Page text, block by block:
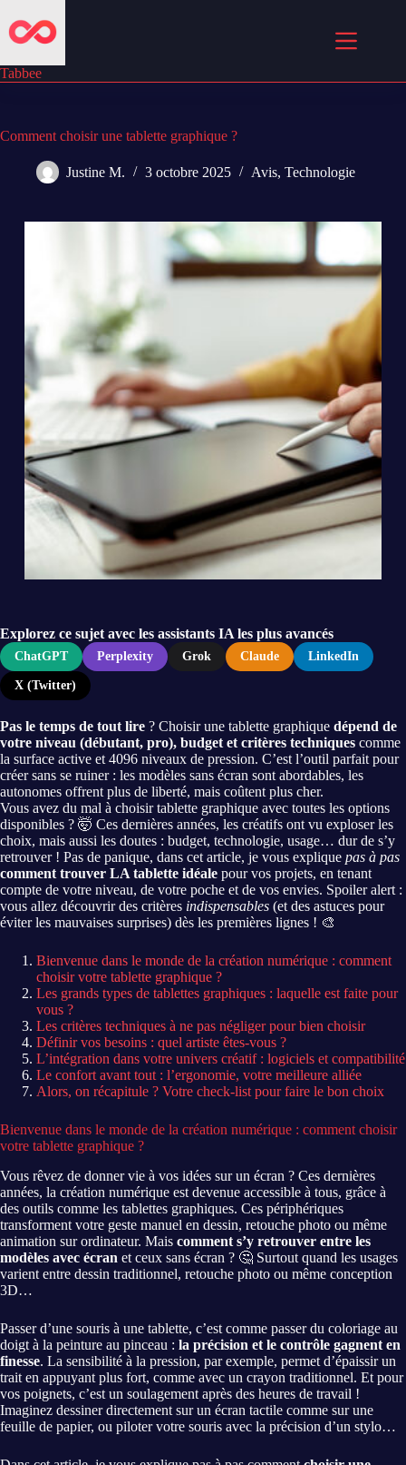
au
contenu
Tabbee
Comment choisir une tablette graphique ?
Justine M. 3 octobre 2025 Avis, Technologie
Explorez ce sujet avec les assistants IA les plus avancés
ChatGPT Perplexity Grok Claude LinkedIn
X (Twitter)
Pas le temps de tout lire ? Choisir une tablette graphique dépend de
votre niveau (débutant, pro), budget et critères techniques comme
la surface active et 4096 niveaux de pression. C’est l’outil parfait pour
créer sans se ruiner : les modèles sans écran sont abordables, les
autonomes offrent plus de liberté, mais coûtent plus cher.
Vous avez du mal à choisir tablette graphique avec toutes les options
disponibles ? 🤯 Ces dernières années, les créatifs ont vu exploser les
choix, mais aussi les doutes : budget, technologie, usage… dur de s’y
retrouver ! Pas de panique, dans cet article, je vous explique pas à pas
comment trouver LA tablette idéale pour vos projets, en tenant
compte de votre niveau, de votre poche et de vos envies. Spoiler alert :
vous allez découvrir des critères indispensables (et des astuces pour
éviter les mauvaises surprises) dès les premières lignes ! 🎨
Bienvenue dans le monde de la création numérique : comment
choisir votre tablette graphique ?
Les grands types de tablettes graphiques : laquelle est faite pour
vous ?
Les critères techniques à ne pas négliger pour bien choisir
Définir vos besoins : quel artiste êtes-vous ?
L’intégration dans votre univers créatif : logiciels et compatibilité
Le confort avant tout : l’ergonomie, votre meilleure alliée
Alors, on récapitule ? Votre check-list pour faire le bon choix
Bienvenue dans le monde de la création numérique : comment choisir
votre tablette graphique ?
Vous rêvez de donner vie à vos idées sur un écran ? Ces dernières
années, la création numérique est devenue accessible à tous, grâce à
des outils comme les tablettes graphiques. Ces périphériques
transforment votre geste manuel en dessin, retouche photo ou même
animation sur ordinateur. Mais comment s’y retrouver entre les
modèles avec écran et ceux sans écran ? 🤔 Surtout quand les usages
varient entre dessin traditionnel, retouche photo ou même conception
3D…
Passer d’une souris à une tablette, c’est comme passer du coloriage au
doigt à la peinture au pinceau : la précision et le contrôle gagnent en
finesse. La sensibilité à la pression, par exemple, permet d’épaissir un
trait en appuyant plus fort, comme avec un crayon traditionnel. Et pour
vos poignets, c’est un soulagement après des heures de travail !
Imaginez dessiner directement sur un écran tactile comme sur une
feuille de papier, ou piloter votre souris avec la précision d’un stylo…